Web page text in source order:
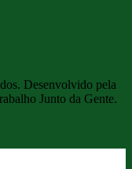
Desenvolvido pela
Junto da Gente.